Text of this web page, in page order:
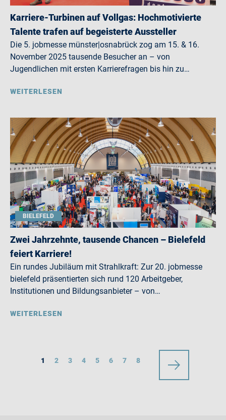
Karriere-Turbinen auf Vollgas: Hochmotivierte
Talente trafen auf begeisterte Aussteller
Die 5. jobmesse münster|osnabrück zog am 15. & 16.
November 2025 tausende Besucher an – von
Jugendlichen mit ersten Karrierefragen bis hin zu…
WEITERLESEN
BIELEFELD
Zwei Jahrzehnte, tausende Chancen – Bielefeld
feiert Karriere!
Ein rundes Jubiläum mit Strahlkraft: Zur 20. jobmesse
bielefeld präsentierten sich rund 120 Arbeitgeber,
Institutionen und Bildungsanbieter – von…
WEITERLESEN
1 2 3 4 5 6 7 8